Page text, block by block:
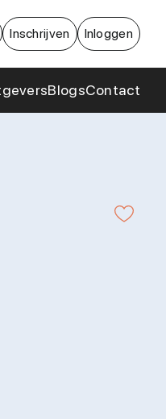
Inschrijven Inloggen
BlogsContact